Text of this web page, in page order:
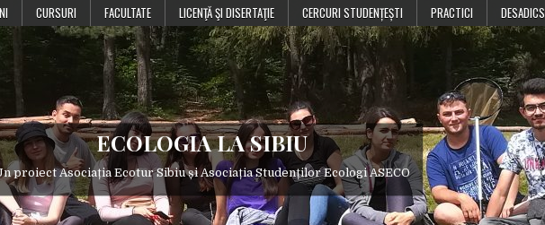
CURSURI FACULTATE LICENŢĂ ŞI DISERTAŢIE CERCURI STUDENȚEȘTI PRACTICI DESADICS
ECOLOGIA LA SIBIU
proiect Asociația Ecotur Sibiu și Asociația Studenților Ecologi ASECO